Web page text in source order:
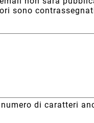
sono
numero di caratteri